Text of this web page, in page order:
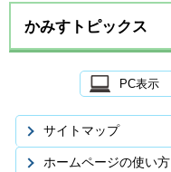
かみすトピックス
PC表示
サイトマップ
ホームページの使い方